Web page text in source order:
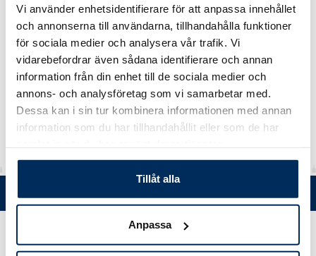
Vi använder enhetsidentifierare för att anpassa innehållet
och annonserna till användarna, tillhandahålla funktioner
för sociala medier och analysera vår trafik. Vi
vidarebefordrar även sådana identifierare och annan
information från din enhet till de sociala medier och
annons- och analysföretag som vi samarbetar med.
Dessa kan i sin tur kombinera informationen med annan
information som du har tillhandahållit eller som de har
Tillåt alla
Anpassa
Diameter 90 x 55 mm
Gänga /
Kork
28-410 mm
Material rHDPE
Tel. +358 (0)19 5215 200 • Mustanlähteentie 5, FIN 07230 Askola •
© Muovi-Heljanko Oy •Cookie inställningar